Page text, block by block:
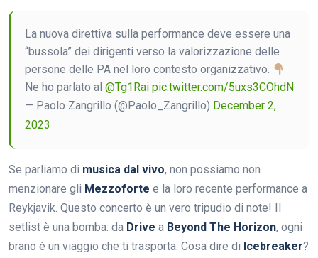
La nuova direttiva sulla performance deve essere una
“bussola” dei dirigenti verso la valorizzazione delle
persone delle PA nel loro contesto organizzativo.
Ne ho parlato al @Tg1Rai pic.twitter.com/5uxs3COhdN
— Paolo Zangrillo (@Paolo_Zangrillo) December 2,
2023
Se parliamo di musica dal vivo, non possiamo non
menzionare gli Mezzoforte e la loro recente performance a
Reykjavik. Questo concerto è un vero tripudio di note! Il
setlist è una bomba: da Drive a Beyond The Horizon, ogni
brano è un viaggio che ti trasporta. Cosa dire di Icebreaker?